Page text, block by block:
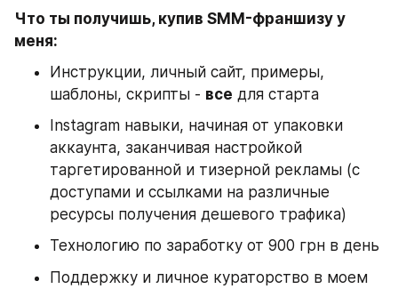
Что ты получишь, купив SMM-франшизу у
меня:
Инструкции, личный сайт, примеры,
шаблоны, скрипты - все для старта
Instagram навыки, начиная от упаковки
аккаунта, заканчивая настройкой
таргетированной и тизерной рекламы (с
доступами и ссылками на различные
ресурсы получения дешевого трафика)
Технологию по заработку от 900 грн в день
Поддержку и личное кураторство в моем